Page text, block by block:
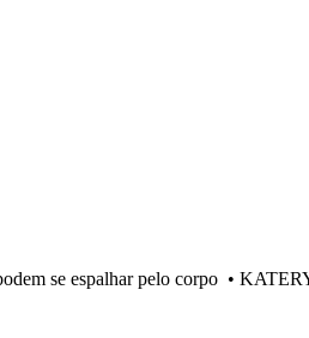
se espalhar pelo corpo •